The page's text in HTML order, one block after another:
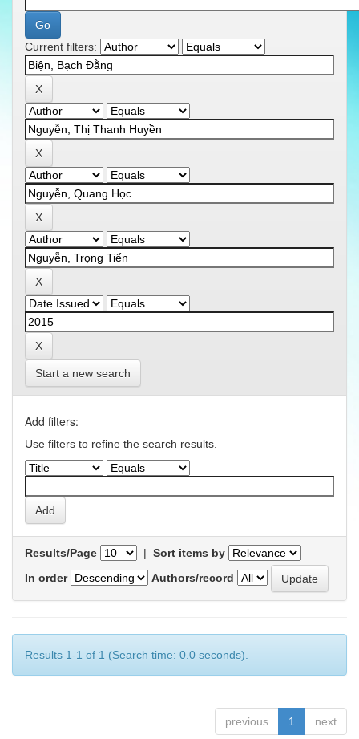
Current filters:
Start a new search
Add filters:
Use filters to refine the search results.
Results/Page | Sort items by
In order
Authors/record
Results 1-1 of 1 (Search time: 0.0 seconds).
previous 1 next